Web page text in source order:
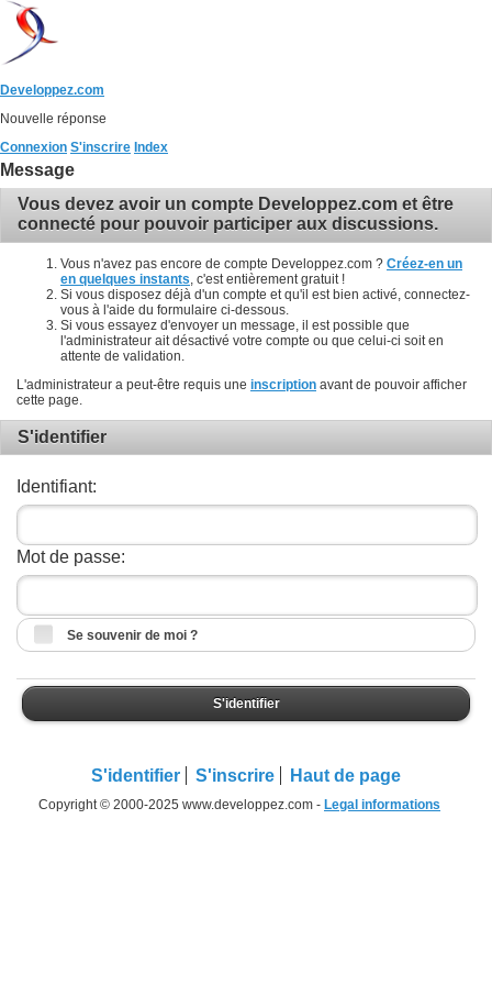
Developpez.com
Nouvelle réponse
Connexion S'inscrire Index
Message
Vous devez avoir un compte Developpez.com et être
connecté pour pouvoir participer aux discussions.
Vous n'avez pas encore de compte Developpez.com ? Créez-en un
en quelques instants , c'est entièrement gratuit !
Si vous disposez déjà d'un compte et qu'il est bien activé, connectez-
vous à l'aide du formulaire ci-dessous.
Si vous essayez d'envoyer un message, il est possible que
l'administrateur ait désactivé votre compte ou que celui-ci soit en
attente de validation.
L'administrateur a peut-être requis une inscription avant de pouvoir afficher
cette page.
S'identifier
Identifiant:
Mot de passe:
Se souvenir de moi ?
S'identifier
S'identifier S'inscrire Haut de page
Copyright © 2000-2025 www.developpez.com - Legal informations